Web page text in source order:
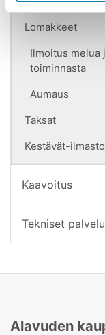
Lomakkeet
Ilmoitus melua
toiminnasta
Aumaus
Taksat
Kestävät-
Kaavoitus
Tekniset
Alavuden